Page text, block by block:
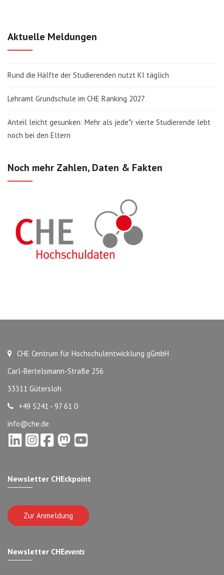
Aktuelle Meldungen
Rund die Hälfte der Studierenden nutzt KI täglich
Lehramt Grundschule im CHE Ranking 2027
Anteil leicht gesunken: Mehr als jede*r vierte Studierende lebt
noch bei den Eltern
Noch mehr Zahlen, Daten & Fakten
CHE Centrum für Hochschulentwicklung gGmbH
Carl-Bertelsmann-Straße 256
33311 Gütersloh
+49 5241 - 97 61 0
info@che.de
Newsletter CHEckpoint
Zur Anmeldung
Newsletter CHEevents